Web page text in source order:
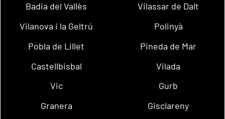
Badia del Vallès
Vilassar de Dalt
Vilanova i la Geltrú
Polinyà
Pobla de Lillet
Pineda de Mar
Castellbisbal
Vilada
Vic
Gurb
Granera
Gisclareny